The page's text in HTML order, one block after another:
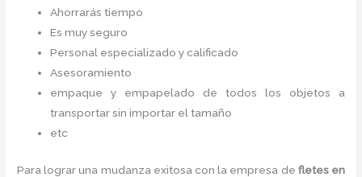
Ahorrarás tiempo
Es muy seguro
Personal especializado y calificado
Asesoramiento
empaque y empapelado de todos los objetos a
transportar sin importar el tamaño
etc
Para lograr una mudanza exitosa con la empresa de fletes en